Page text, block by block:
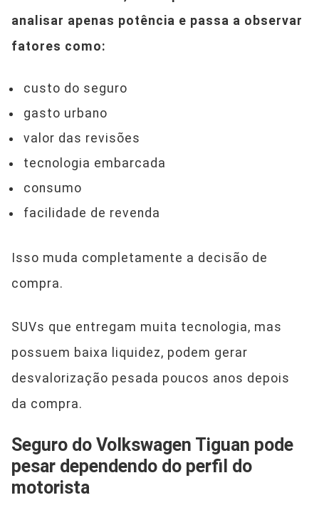
analisar apenas potência e passa a observar
fatores como:
custo do seguro
gasto urbano
valor das revisões
tecnologia embarcada
consumo
facilidade de revenda
Isso muda completamente a decisão de
compra.
SUVs que entregam muita tecnologia, mas
possuem baixa liquidez, podem gerar
desvalorização pesada poucos anos depois
da compra.
Seguro do Volkswagen Tiguan pode
pesar dependendo do perfil do
motorista